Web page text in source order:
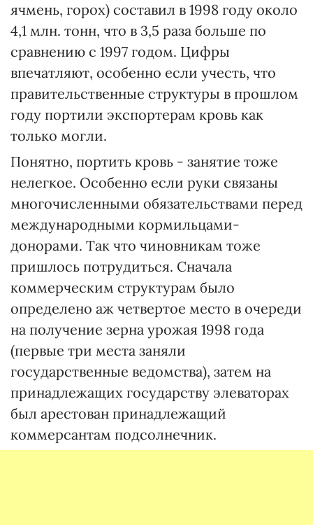
ячмень, горох) составил в 1998 году около
4,1 млн. тонн, что в 3,5 раза больше по
сравнению с 1997 годом. Цифры
впечатляют, особенно если учесть, что
правительственные структуры в прошлом
году портили экспортерам кровь как
только могли.
Понятно, портить кровь - занятие тоже
нелегкое. Особенно если руки связаны
многочисленными обязательствами перед
международными кормильцами-
донорами. Так что чиновникам тоже
пришлось потрудиться. Сначала
коммерческим структурам было
определено аж четвертое место в очереди
на получение зерна урожая 1998 года
(первые три места заняли
государственные ведомства), затем на
принадлежащих государству элеваторах
был арестован принадлежащий
коммерсантам подсолнечник.